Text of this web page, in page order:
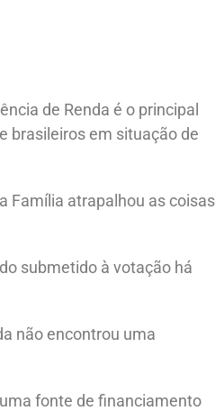
de Renda é o principal
brasileiros em situação de
Família atrapalhou as coisas
submetido à votação há
não encontrou uma
fonte de financiamento